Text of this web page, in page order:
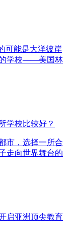
可能是大洋彼岸
的学校——美国林
学校比较好？
市，选择一所合
走向世界舞台的
启亚洲顶尖教育